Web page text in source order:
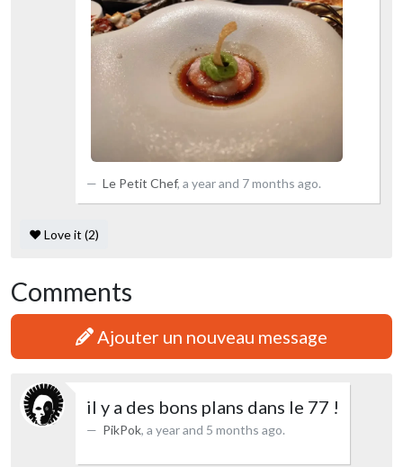
Le Petit Chef, a year and 7 months ago.
❤️ Love it (2)
Comments
Ajouter un nouveau message
il y a des bons plans dans le 77 !
PikPok, a year and 5 months ago.